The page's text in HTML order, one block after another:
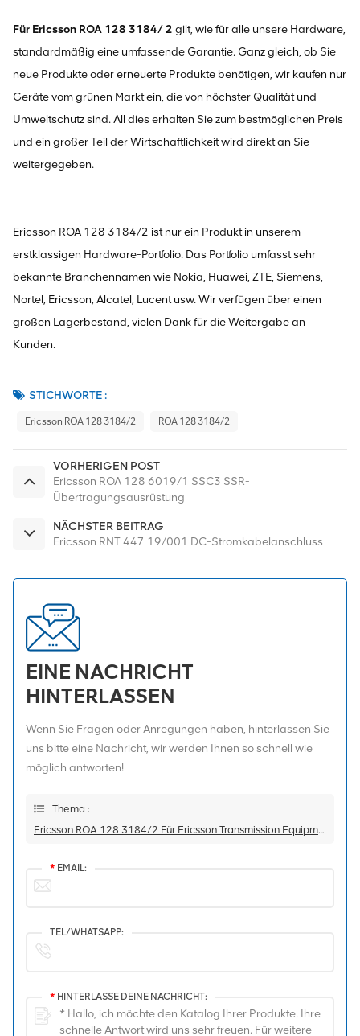
Für Ericsson ROA 128 3184/2 gilt, wie für alle unsere Hardware,
standardmäßig eine umfassende Garantie. Ganz gleich, ob Sie
neue Produkte oder erneuerte Produkte benötigen, wir kaufen nur
Geräte vom grünen Markt ein, die von höchster Qualität und
Umweltschutz sind. All dies erhalten Sie zum bestmöglichen Preis
und ein großer Teil der Wirtschaftlichkeit wird direkt an Sie
weitergegeben.
Ericsson ROA 128 3184/2 ist nur ein Produkt in unserem
erstklassigen Hardware-Portfolio. Das Portfolio umfasst sehr
bekannte Branchennamen wie Nokia, Huawei, ZTE, Siemens,
Nortel, Ericsson, Alcatel, Lucent usw. Wir verfügen über einen
großen Lagerbestand, vielen Dank für die Weitergabe an
Kunden.
STICHWORTE :
Ericsson ROA 128 3184/2 ROA 128 3184/2
VORHERIGEN POST
Ericsson ROA 128 6019/1 SSC3 SSR-
Übertragungsausrüstung
NÄCHSTER BEITRAG
Ericsson RNT 447 19/001 DC-Stromkabelanschluss
EINE NACHRICHT
HINTERLASSEN
Wenn Sie Fragen oder Anregungen haben, hinterlassen Sie
uns bitte eine Nachricht, wir werden Ihnen so schnell wie
möglich antworten!
Thema :
Ericsson ROA 128 3184/2 Für Ericsson Transmission Equipment
* EMAIL:
TEL/WHATSAPP:
* HINTERLASSE DEINE NACHRICHT: